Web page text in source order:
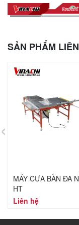
SẢN PHẨM
MÁY CƯA BÀN ĐA
HT
Liên hệ
‹